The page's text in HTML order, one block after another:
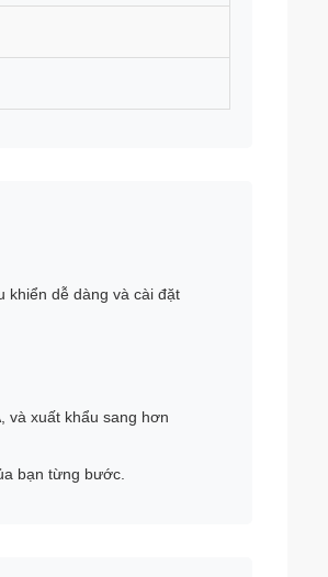
khiển dễ dàng và cài đặt
và xuất khẩu sang hơn
bạn từng bước.